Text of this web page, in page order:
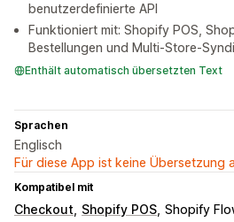
benutzerdefinierte API
Funktioniert mit: Shopify POS,
Bestellungen und Multi-Store-
Enthält automatisch übersetzten Text
Sprachen
Englisch
Für diese App ist keine Übersetzung
Kompatibel mit
Checkout Shopify POS Shopify